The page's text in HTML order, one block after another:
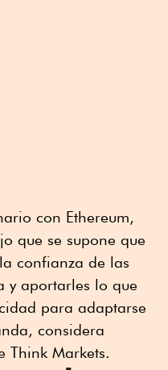
con Ethereum,
que se supone que
confianza de las
y aportarles lo que
para adaptarse
considera
Think Markets.